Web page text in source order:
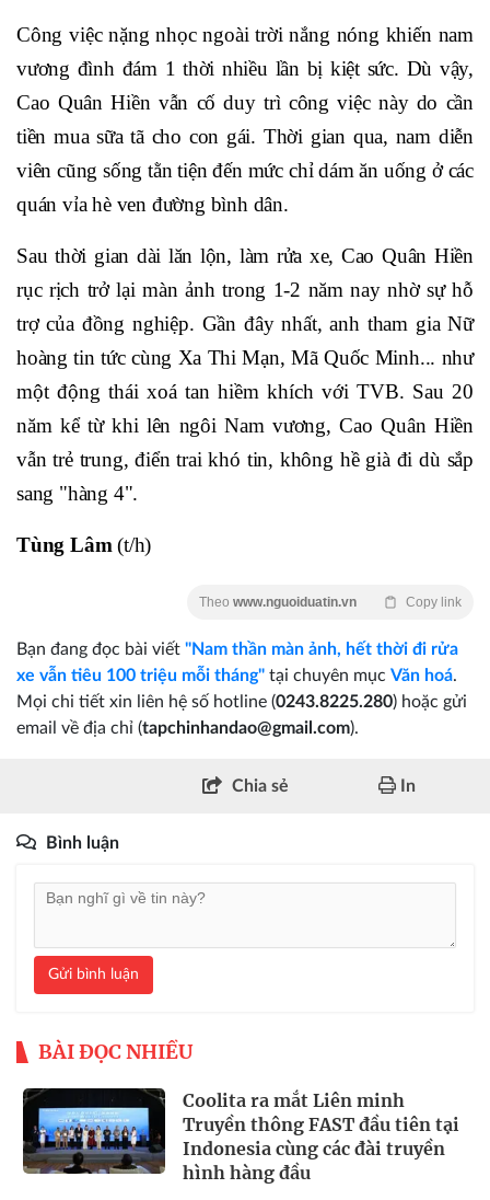
Công việc nặng nhọc ngoài trời nắng nóng khiến nam
vương đình đám 1 thời nhiều lần bị kiệt sức. Dù vậy,
Cao Quân Hiền vẫn cố duy trì công việc này do cần
tiền mua sữa tã cho con gái. Thời gian qua, nam diễn
viên cũng sống tằn tiện đến mức chỉ dám ăn uống ở các
quán vỉa hè ven đường bình dân.
Sau thời gian dài lăn lộn, làm rửa xe, Cao Quân Hiền
rục rịch trở lại màn ảnh trong 1-2 năm nay nhờ sự hỗ
trợ của đồng nghiệp. Gần đây nhất, anh tham gia Nữ
hoàng tin tức cùng Xa Thi Mạn, Mã Quốc Minh... như
một động thái xoá tan hiềm khích với TVB. Sau 20
năm kể từ khi lên ngôi Nam vương, Cao Quân Hiền
vẫn trẻ trung, điển trai khó tin, không hề già đi dù sắp
sang "hàng 4".
Tùng Lâm(t/h)
Theo www.nguoiduatin.vn Copy link
Bạn đang đọc bài viết "Nam thần màn ảnh, hết thời đi rửa
xe vẫn tiêu 100 triệu mỗi tháng" tại chuyên mục Văn hoá.
Mọi chi tiết xin liên hệ số hotline (0243.8225.280) hoặc gửi
email về địa chỉ (tapchinhandao@gmail.com).
Chia sẻ In
Bình luận
Gửi bình luận
BÀI ĐỌC NHIỀU
Coolita ra mắt Liên minh
Truyền thông FAST đầu tiên tại
Indonesia cùng các đài truyền
hình hàng đầu